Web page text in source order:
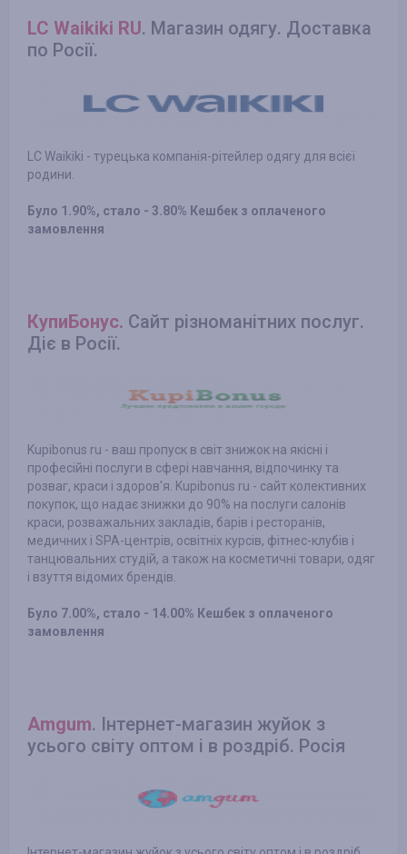
LC Waikiki RU. Магазин одягу. Доставка
по Росії.
LC Waikiki - турецька компанія-рітейлер одягу для всієї
родини.
Було 1.90%, стало - 3.80% Кешбек з оплаченого
замовлення
КупиБонус. Сайт різноманітних послуг.
Діє в Росії.
Kupibonus ru - ваш пропуск в світ знижок на якісні і
професійні послуги в сфері навчання, відпочинку та
розваг, краси і здоров'я. Kupibonus ru - сайт колективних
покупок, що надає знижки до 90% на послуги салонів
краси, розважальних закладів, барів і ресторанів,
медичних і SPA-центрів, освітніх курсів, фітнес-клубів і
танцювальних студій, а також на косметичні товари, одяг
і взуття відомих брендів.
Було 7.00%, стало - 14.00% Кешбек з оплаченого
замовлення
Amgum. Інтернет-магазин жуйок з
усього світу оптом і в роздріб. Росія